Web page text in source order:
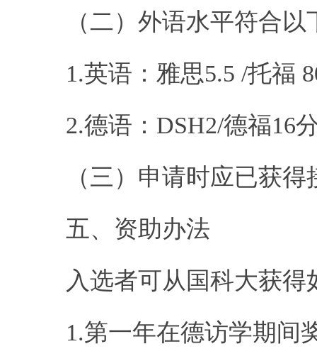
（二）外语水平符合以
1.英语：雅思5.5 /托福
2.德语：DSH2/德福16
（三）申请时应已获得
五、资助办法
入选者可从国科大获得
1.第一年在德访学期间